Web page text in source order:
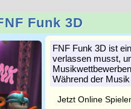
Funk 3D
FNF Funk 3D ist
verlassen musst,
Während der
Jetzt Online